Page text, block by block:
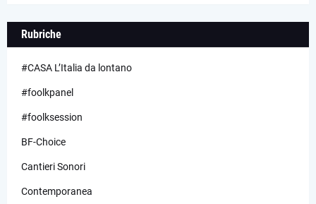
Rubriche
#CASA L’Italia da lontano
#foolkpanel
#foolksession
BF-Choice
Cantieri Sonori
Contemporanea